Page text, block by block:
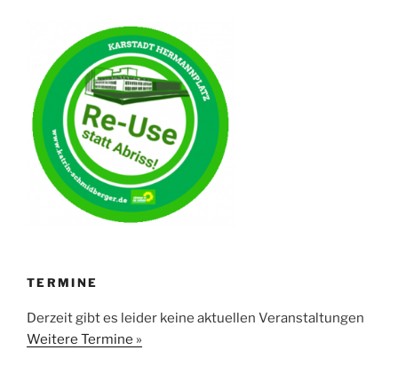
TERMINE
Derzeit gibt es leider keine aktuellen Veranstaltungen
Weitere Termine »